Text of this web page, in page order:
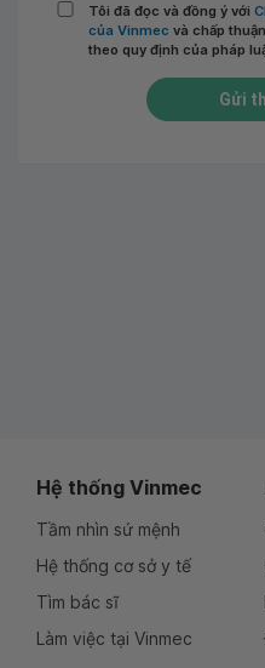
Tôi đã đọc và đồng ý với
của Vinmec và chấp
theo quy định của pháp
Gửi
Hệ thống Vinmec
Tầm nhìn sứ mệnh
Hệ thống cơ sở y tế
Tìm bác sĩ
Làm việc tại Vinmec